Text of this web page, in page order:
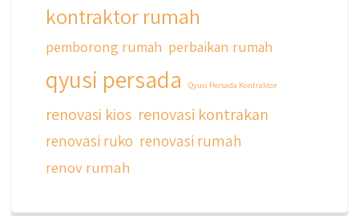
kontraktor rumah
pemborong rumah perbaikan rumah
qyusi persada Qyusi Persada Kontraktor
renovasi kios renovasi kontrakan
renovasi ruko renovasi rumah
renov rumah